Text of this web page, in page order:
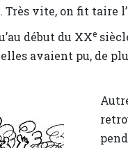
Très vite, on fit taire
début du XXe
avaient pu, de